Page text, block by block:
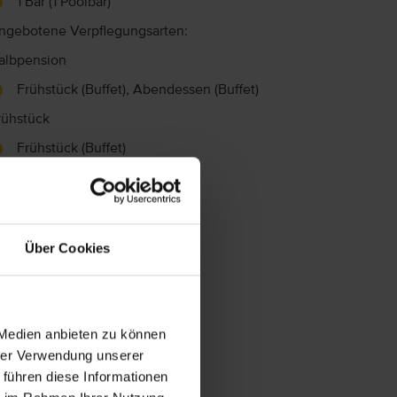
Über Cookies
anbieten zu können
Verwendung unserer
diese Informationen
Verpflegungsarten:
Frühstück (Buffet), Abendessen (Buffet)
Frühstück (Buffet)